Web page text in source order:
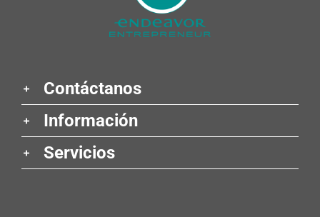
Contáctanos
Información
Servicios